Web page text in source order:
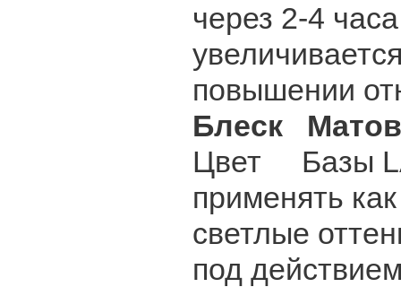
через 2-4
повышении
Блеск
Цвет Базы
применять
светлые
под